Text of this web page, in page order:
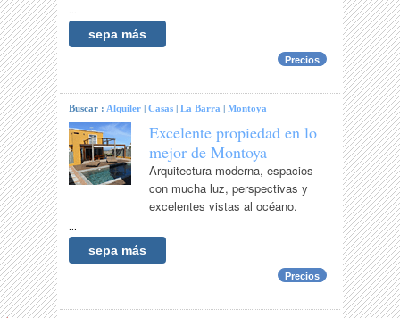
...
sepa más
Precios
Buscar :Alquiler |Casas |La Barra |Montoya
Excelente propiedad en lo
mejor de Montoya
Arquitectura moderna, espacios
con mucha luz, perspectivas y
excelentes vistas al océano.
...
sepa más
Precios